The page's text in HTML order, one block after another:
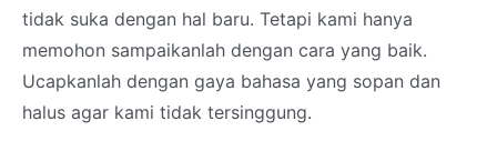
tidak suka dengan hal baru. Tetapi kami hanya
memohon sampaikanlah dengan cara yang baik.
Ucapkanlah dengan gaya bahasa yang sopan dan
halus agar kami tidak tersinggung.